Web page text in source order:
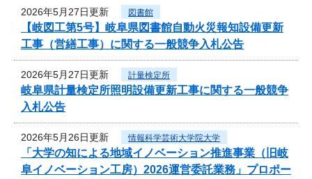
2026年5月27日更新 図書館
【岐図工第5号】岐阜県図書館自動火災報知設備更新
工事（営繕工事）に関する一般競争入札公告
2026年5月27日更新 計量検定所
岐阜県計量検定所照明設備更新工事に関する一般競争
入札公告
2026年5月26日更新 情報科学芸術大学院大学
「大学の知による地域イノベーション推進事業（旧岐
阜イノベーション工房）2026運営委託業務」プロポー